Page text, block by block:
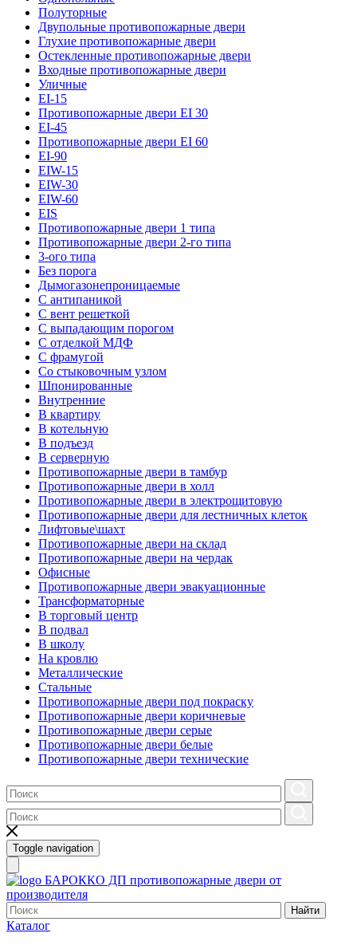
Полуторные
Двупольные противопожарные двери
Глухие противопожарные двери
Остекленные противопожарные двери
Входные противопожарные двери
Уличные
EI-15
Противопожарные двери EI 30
EI-45
Противопожарные двери EI 60
EI-90
EIW-15
EIW-30
EIW-60
EIS
Противопожарные двери 1 типа
Противопожарные двери 2-го типа
3-ого типа
Без порога
Дымогазонепроницаемые
С антипаникой
С вент решеткой
С выпадающим порогом
С отделкой МДФ
С фрамугой
Со стыковочным узлом
Шпонированные
Внутренние
В квартиру
В котельную
В подъезд
В серверную
Противопожарные двери в тамбур
Противопожарные двери в холл
Противопожарные двери в электрощитовую
Противопожарные двери для лестничных клеток
Лифтовые\шахт
Противопожарные двери на склад
Противопожарные двери на чердак
Офисные
Противопожарные двери эвакуационные
Трансформаторные
В торговый центр
В подвал
В школу
На кровлю
Металлические
Стальные
Противопожарные двери под покраску
Противопожарные двери коричневые
Противопожарные двери серые
Противопожарные двери белые
Противопожарные двери технические
Toggle navigation
БАРОККО ДП противопожарные двери от
производителя
Найти
Каталог